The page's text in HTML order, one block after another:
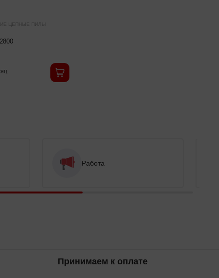
ЦЕПНЫЕ ПИЛЫ
Работа
Принимаем к оплате